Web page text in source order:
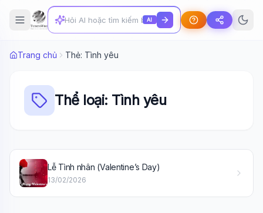
AI
Trang chủ Thẻ: Tình yêu
Thể loại: Tình yêu
Lễ Tình nhân (Valentine’s Day)
13/02/2026
🤖 Sẵn sàng hỗ trợ